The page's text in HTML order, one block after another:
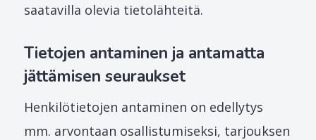
saatavilla olevia tietolähteitä.
Tietojen antaminen ja antamatta
jättämisen seuraukset
Henkilötietojen antaminen on edellytys
mm. arvontaan osallistumiseksi, tarjouksen